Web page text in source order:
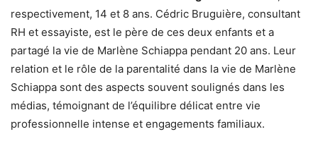
respectivement, 14 et 8 ans. Cédric Bruguière, consultant
RH et essayiste, est le père de ces deux enfants et a
partagé la vie de Marlène Schiappa pendant 20 ans. Leur
relation et le rôle de la parentalité dans la vie de Marlène
Schiappa sont des aspects souvent soulignés dans les
médias, témoignant de l’équilibre délicat entre vie
professionnelle intense et engagements familiaux.